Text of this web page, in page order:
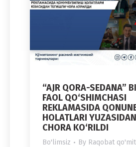
“AJR QORA-SEDANA”
FAOL QO‘SHIMCHASI
REKLAMASIDA
HOLATLARI
CHORA KO‘RILDI
Bo'limsiz By Raqobat